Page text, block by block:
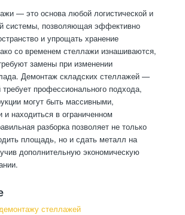
— это основа любой логистической и
системы, позволяющая эффективно
и упрощать хранение
со временем стеллажи изнашиваются,
замены при изменении
Демонтаж складских стеллажей —
требует профессионального подхода,
могут быть массивными,
и находиться в ограниченном
разборка позволяет не только
площадь, но и сдать металл на
дополнительную экономическую
стеллажей